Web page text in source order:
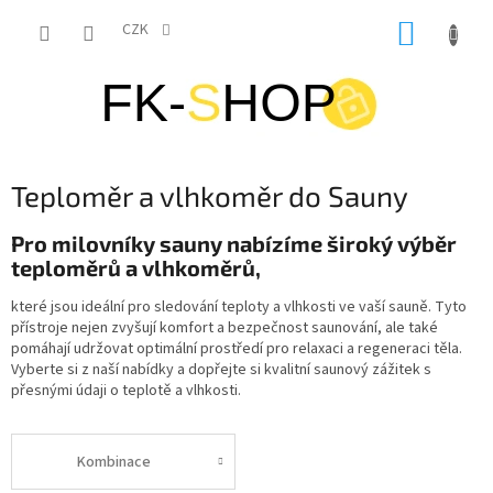
CZK
Teploměr a vlhkoměr do Sauny
Pro milovníky sauny nabízíme široký výběr
teploměrů a vlhkoměrů,
které jsou ideální pro sledování teploty a vlhkosti ve vaší sauně. Tyto
přístroje nejen zvyšují komfort a bezpečnost saunování, ale také
pomáhají udržovat optimální prostředí pro relaxaci a regeneraci těla.
Vyberte si z naší nabídky a dopřejte si kvalitní saunový zážitek s
přesnými údaji o teplotě a vlhkosti.
Kombinace